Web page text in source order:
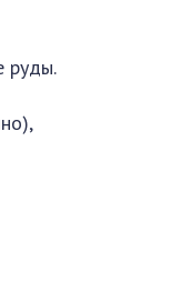
руды.